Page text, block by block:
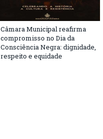
Câmara Municipal reafirma
compromisso no Dia da
Consciência Negra: dignidade,
respeito e equidade